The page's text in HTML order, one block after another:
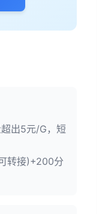
出5元/G，短
转接)+200分